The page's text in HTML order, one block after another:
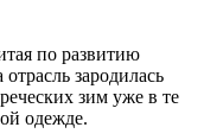
по развитию
зародилась
зим уже в те
одежде.